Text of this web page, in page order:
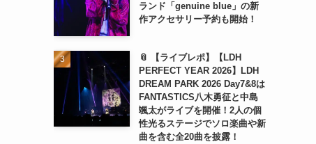
ランド「genuine blue」の新
作アクセサリー予約も開始！
📎 【ライブレポ】【LDH
PERFECT YEAR 2026】LDH
DREAM PARK 2026 Day7&8は
FANTASTICS八木勇征と中島
颯太がライブを開催！2人の個
性光るステージでソロ楽曲や新
曲を含む全20曲を披露！